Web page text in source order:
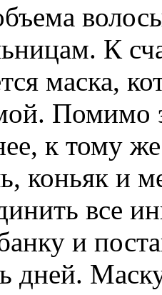
К
маска,
Помимо
к тому же
коньяк и
все
и
дней.